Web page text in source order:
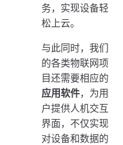
务，实现设备轻
松上云。
与此同时，我们
的各类物联网项
目还需要相应的
应用软件，为用
户提供人机交互
界面，不仅实现
对设备和数据的